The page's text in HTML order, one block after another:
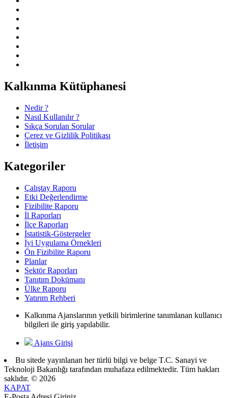
Kalkınma Kütüphanesi
Nedir ?
Nasıl Kullanılır ?
Sıkça Sorulan Sorular
Çerez ve Gizlilik Politikası
İletişim
Kategoriler
Çalıştay Raporu
Etki Değerlendirme
Fizibilite Raporu
İl Raporları
İlçe Raporları
İstatistik-Göstergeler
İyi Uygulama Örnekleri
Ön Fizibilite Raporu
Planlar
Sektör Raporları
Tanıtım Dokümanı
Ülke Raporu
Yatırım Rehberi
Kalkınma Ajanslarının yetkili birimlerine tanımlanan kullanıcı
bilgileri ile giriş yapılabilir.
Ajans Girişi
Bu sitede yayınlanan her türlü bilgi ve belge T.C. Sanayi ve
Teknoloji Bakanlığı tarafından muhafaza edilmektedir. Tüm hakları
saklıdır. © 2026
KAPAT